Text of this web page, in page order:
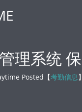
理系统
Posted【考勤信息】